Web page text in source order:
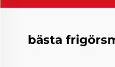
bästa